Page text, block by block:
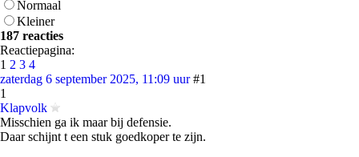
Normaal
Kleiner
187 reacties
Reactiepagina:
1 2 3 4
zaterdag 6 september 2025, 11:09 uur #1
1
Klapvolk
Misschien ga ik maar bij defensie.
Daar schijnt t een stuk goedkoper te zijn.